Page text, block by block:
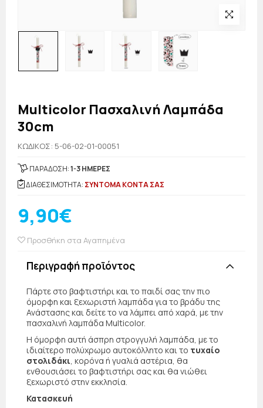
Multicolor Πασχαλινή Λαμπάδα
30cm
KΩΔΙΚΟΣ: 5-06-02-01-00051
ΠΑΡΑΔΟΣΗ:1-3 ΗΜΕΡΕΣ
ΔΙΑΘΕΣΙΜΟΤΗΤΑ: ΣΥΝΤΟΜΑ ΚΟΝΤΑ ΣΑΣ
9,90€
Προσθήκη στα Αγαπημένα
Περιγραφή προϊόντος
Πάρτε στο βαφτιστήρι και το παιδί σας την πιο
όμορφη και ξεχωριστή λαμπάδα για το βράδυ της
Ανάστασης και δείτε το να λάμπει από χαρά, με την
πασχαλινή λαμπάδα Multicolor.
Η όμορφη αυτή άσπρη στρογγυλή λαμπάδα, με το
ιδιαίτερο πολύχρωμο αυτοκόλλητο και το τυχαίο
στολιδάκι , κορόνα ή γυαλιά αστέρια, θα
ενθουσιάσει το βαφτιστήρι σας και θα νιώθει
ξεχωριστό στην εκκλησία.
Κατασκευή